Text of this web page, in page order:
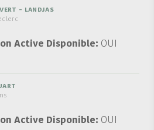
- LANDJAS
Active Disponible OUI
Active Disponible OUI